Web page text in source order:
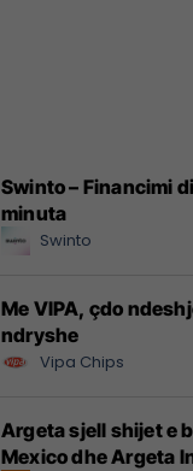
Swinto – Financimi
minuta
Swinto
Me VIPA, çdo
ndryshe
Vipa Chips
Argeta sjell shijet e
Mexico dhe Argeta